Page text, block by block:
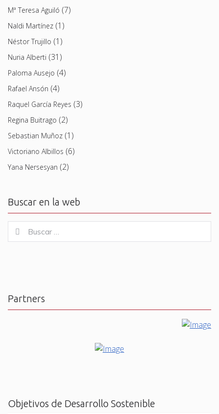
Mª Teresa Aguiló (7)
Naldi Martínez (1)
Néstor Trujillo (1)
Nuria Alberti (31)
Paloma Ausejo (4)
Rafael Ansón (4)
Raquel García Reyes (3)
Regina Buitrago (2)
Sebastian Muñoz (1)
Victoriano Albillos (6)
Yana Nersesyan (2)
Buscar en la web
for:
Buscar
Partners
Objetivos de Desarrollo Sostenible